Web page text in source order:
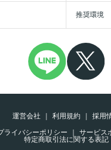
推奨環境
運営会社 利用規約
採用
ライバシーポリシー
サービス
特定商取引法に関する表記